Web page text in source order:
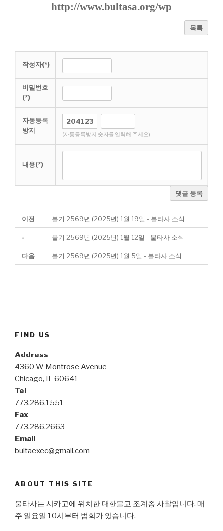
http://www.bultasa.org/wp
목록
작성자(*)
비밀번호
(*)
자동등록
방지
(자동등록방지 숫자를 입력해 주세요)
내용(*)
댓글 등록
이전 불기 2569년 (2025년) 1월 19일 - 불타사 소식
- 불기 2569년 (2025년) 1월 12일 - 불타사 소식
다음 불기 2569년 (2025년) 1월 5일 - 불타사 소식
FIND US
Address
4360 W Montrose Avenue
Chicago, IL 60641
Tel
773.286.1551
Fax
773.286.2663
Email
bultaexec@gmail.com
ABOUT THIS SITE
불타사는 시카고에 위치한 대한불교 조계종 사찰입니다. 매
주 일요일 10시부터 법회가 있습니다.